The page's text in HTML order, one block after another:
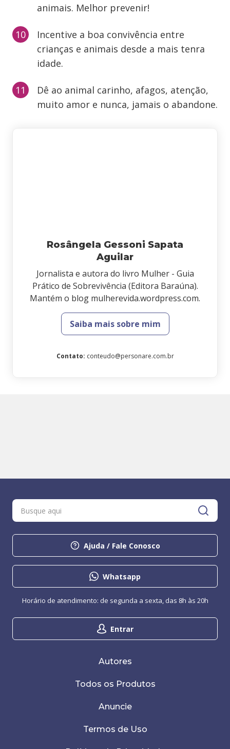
animais. Melhor prevenir!
Incentive a boa convivência entre
crianças e animais desde a mais tenra
idade.
Dê ao animal carinho, afagos, atenção,
muito amor e nunca, jamais o abandone.
Rosângela Gessoni Sapata
Aguilar
Jornalista e autora do livro Mulher - Guia
Prático de Sobrevivência (Editora Baraúna).
Mantém o blog mulherevida.wordpress.com.
Saiba mais sobre mim
Contato: conteudo@personare.com.br
Ajuda / Fale Conosco
Whatsapp
Entrar
Horário de atendimento: de segunda a sexta, das 8h às 20h
Autores
Todos os Produtos
Anuncie
Termos de Uso